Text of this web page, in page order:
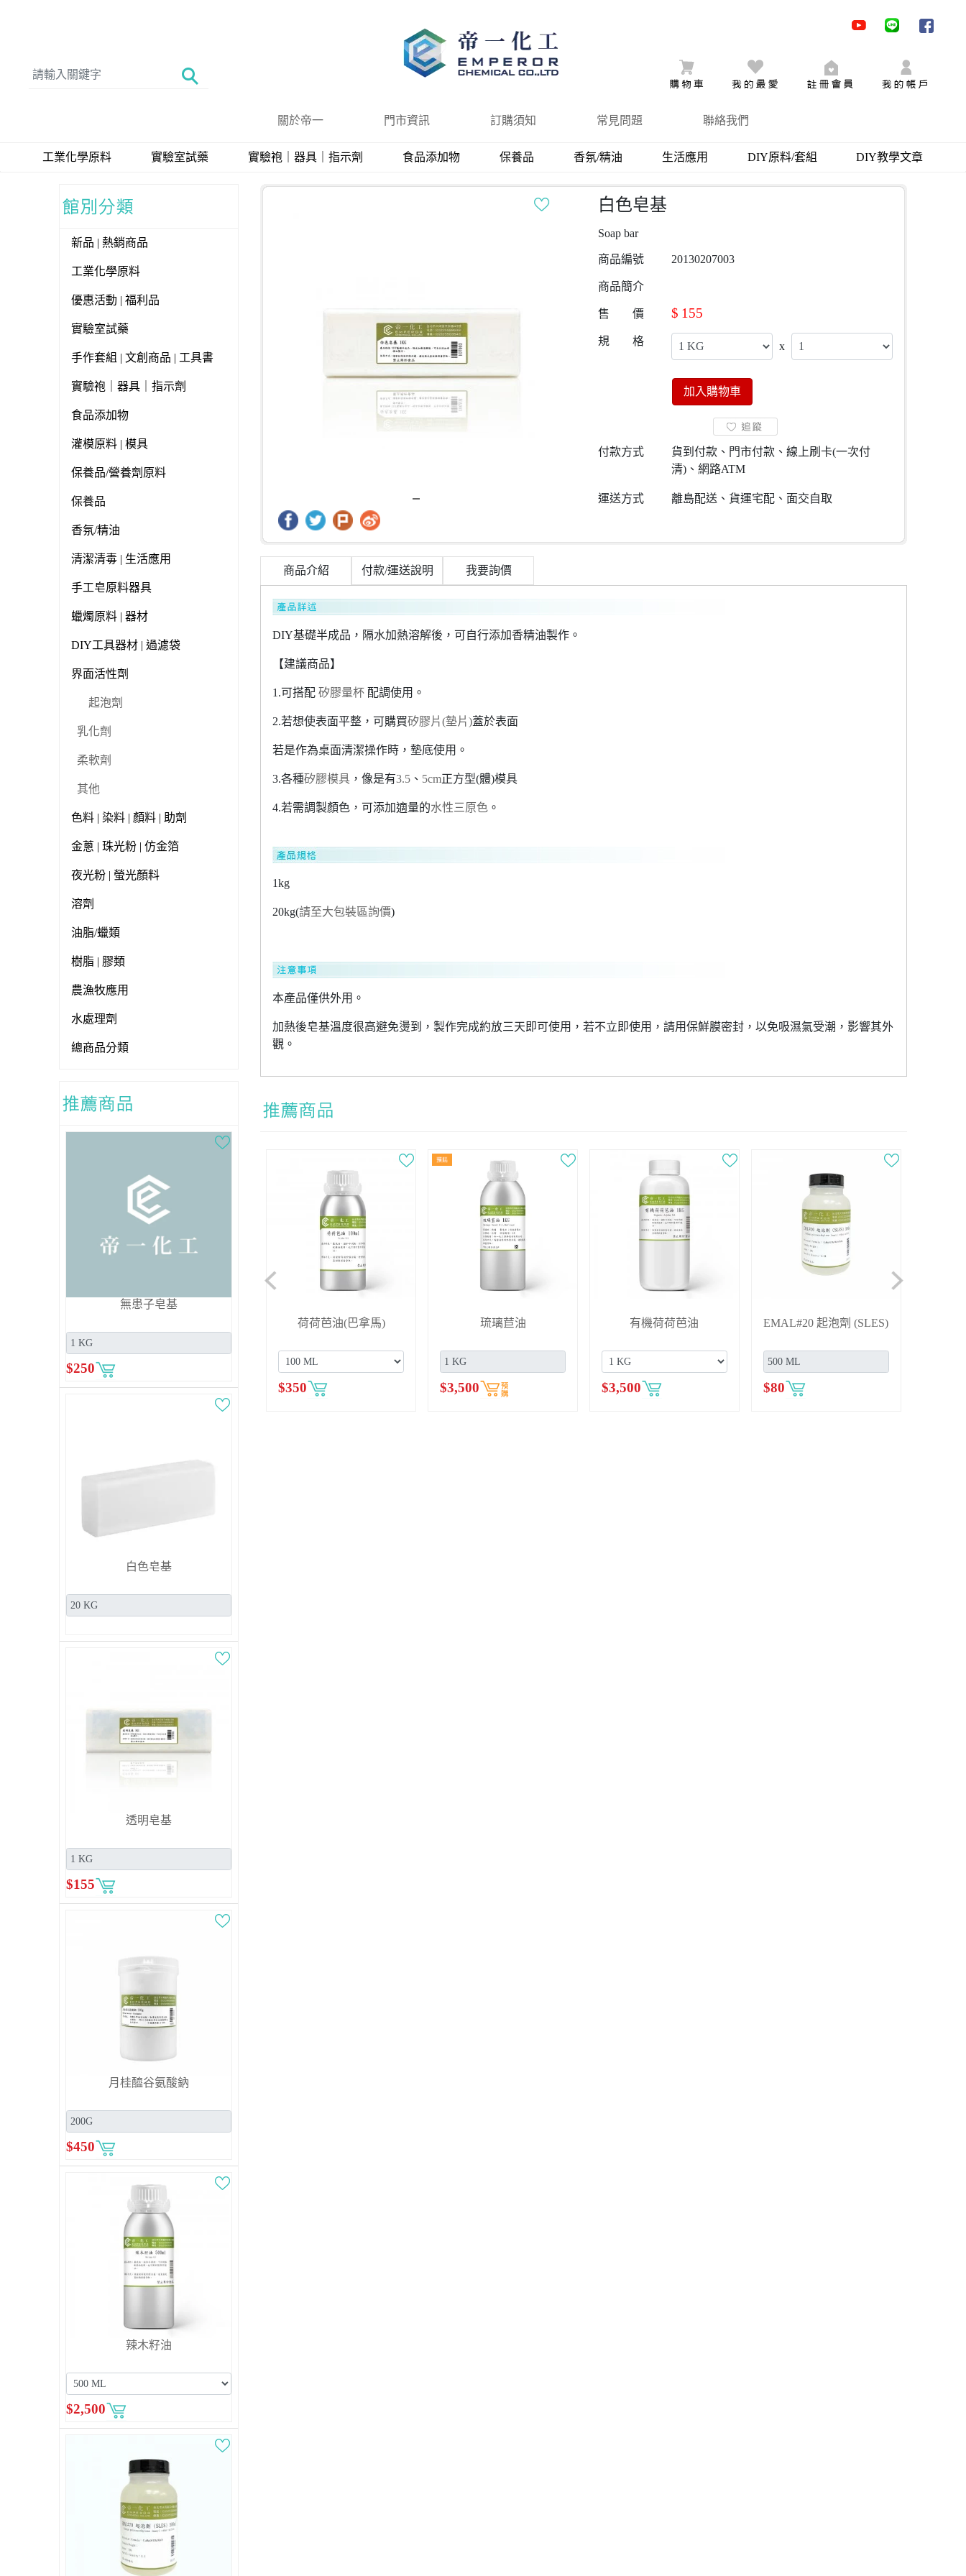
youtube
關於帝一 門市資訊 訂購須知 常見問題 聯絡我們
工業化學原料 實驗室試藥 實驗袍｜器具｜指示劑 食品添加物 保養品 香氛/精油 生活應用 DIY原料/套組 DIY教學文章
新品 | 熱銷商品
工業化學原料
優惠活動 | 福利品
實驗室試藥
手作套組 | 文創商品 | 工具書
實驗袍｜器具｜指示劑
食品添加物
灌模原料 | 模具
保養品/營養劑原料
保養品
香氛/精油
清潔清毒 | 生活應用
手工皂原料器具
蠟燭原料 | 器材
DIY工具器材 | 過濾袋
界面活性劑
起泡劑
乳化劑
柔軟劑
其他
色料 | 染料 | 顏料 | 助劑
金蔥 | 珠光粉 | 仿金箔
夜光粉 | 螢光顏料
溶劑
油脂/蠟類
樹脂 | 膠類
農漁牧應用
水處理劑
總商品分類
無患子皂基
$250
白色皂基
透明皂基
$155
月桂醯谷氨酸鈉
$450
辣木籽油
$2,500
白色皂基
Soap bar
商品編號 20130207003
商品簡介
售 價 $ 155
規 格 x
加入購物車
付款方式
貨到付款、門市付款、線上刷卡(一次付
清)、網路ATM
運送方式 離島配送、貨運宅配、面交自取
商品介紹 付款/運送說明 我要詢價
DIY基礎半成品，隔水加熱溶解後，可自行添加香精油製作。
【建議商品】
1.可搭配矽膠量杯 配調使用。
2.若想使表面平整，可購買矽膠片(墊片)蓋於表面
若是作為桌面清潔操作時，墊底使用。
3.各種矽膠模具 ，像是有3.5 、 5cm正方型(體)模具
4.若需調製顏色，可添加適量的水性三原色 。
1kg
20kg(請至大包裝區詢價)
本產品僅供外用。
加熱後皂基溫度很高避免燙到，製作完成約放三天即可使用，若不立即使用，請用保鮮膜密封，以免吸濕氣受潮，影響其外
觀。
$80
南瓜籽油
$3,500
NP-9代用品 / 聚乙二醇月
$140
月見草油
$2,200
特級橄欖油
$ 1,850
Previous Next